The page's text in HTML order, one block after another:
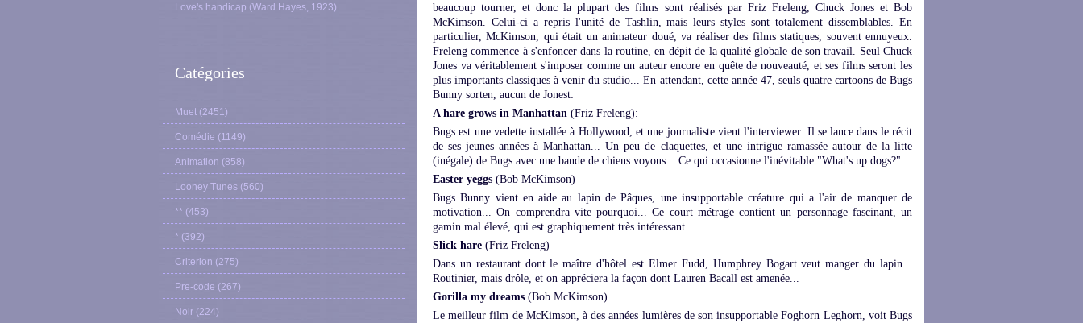
Love's handicap (Ward Hayes, 1923)
Catégories
Muet (2451)
Comédie (1149)
Animation (858)
Looney Tunes (560)
** (453)
* (392)
Criterion (275)
Pre-code (267)
Noir (224)
beaucoup tourner, et donc la plupart des films sont réalisés par Friz Freleng, Chuck Jones et Bob
McKimson. Celui-ci a repris l'unité de Tashlin, mais leurs styles sont totalement dissemblables. En
particulier, McKimson, qui était un animateur doué, va réaliser des films statiques, souvent ennuyeux.
Freleng commence à s'enfoncer dans la routine, en dépit de la qualité globale de son travail. Seul Chuck
Jones va véritablement s'imposer comme un auteur encore en quête de nouveauté, et ses films seront les
plus importants classiques à venir du studio... En attendant, cette année 47, seuls quatre cartoons de Bugs
Bunny sorten, aucun de Jonest:
A hare grows in Manhattan (Friz Freleng):
Bugs est une vedette installée à Hollywood, et une journaliste vient l'interviewer. Il se lance dans le récit
de ses jeunes années à Manhattan... Un peu de claquettes, et une intrigue ramassée autour de la litte
(inégale) de Bugs avec une bande de chiens voyous... Ce qui occasionne l'inévitable "What's up dogs?"...
Easter yeggs (Bob McKimson)
Bugs Bunny vient en aide au lapin de Pâques, une insupportable créature qui a l'air de manquer de
motivation... On comprendra vite pourquoi... Ce court métrage contient un personnage fascinant, un
gamin mal élevé, qui est graphiquement très intéressant...
Slick hare (Friz Freleng)
Dans un restaurant dont le maître d'hôtel est Elmer Fudd, Humphrey Bogart veut manger du lapin...
Routinier, mais drôle, et on appréciera la façon dont Lauren Bacall est amenée...
Gorilla my dreams (Bob McKimson)
Le meilleur film de McKimson, à des années lumières de son insupportable Foghorn Leghorn, voit Bugs